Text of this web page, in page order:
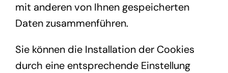
mit anderen von Ihnen gespeicherten
Daten zusammenführen.
Sie können die Installation der Cookies
durch eine entsprechende Einstellung